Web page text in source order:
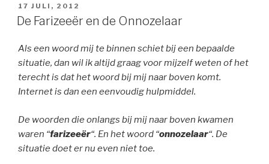
GEPLAATST
OP
17 JULI, 2012
De Farizeeër en de Onnozelaar
Als een woord mij te binnen schiet bij een bepaalde
situatie, dan wil ik altijd graag voor mijzelf weten of het
terecht is dat het woord bij mij naar boven komt.
Internet is dan een eenvoudig hulpmiddel.
De woorden die onlangs bij mij naar boven kwamen
waren “farizeeër“. En het woord “onnozelaar“. De
situatie doet er nu even niet toe.